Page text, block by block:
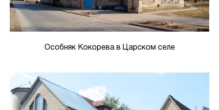
Особняк Кокорева в Царском селе